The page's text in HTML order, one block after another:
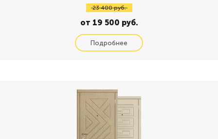
23 400 руб.
от 19 500 руб.